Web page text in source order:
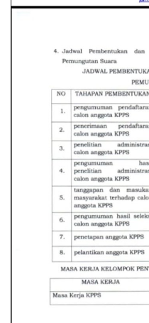
Kejahatan
Cybers Event
UMKM & Ekonomi Kreatif
Pekerja Migran Indonesia
Pendidikan
Informasi Journalism